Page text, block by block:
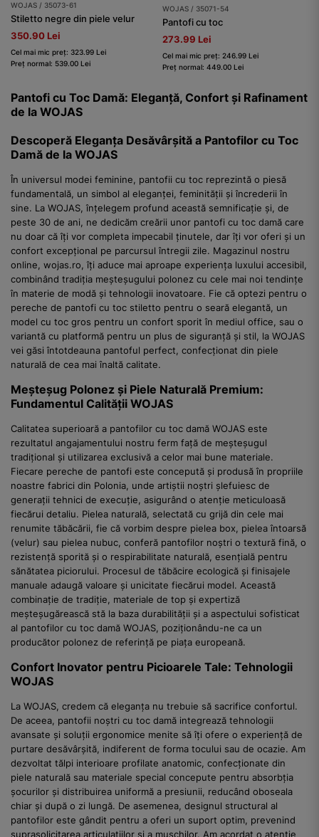
WOJAS / 35073-61
Stiletto negre din piele velur
350.90 Lei
Cel mai mic preț: 323.99 Lei
Preț normal: 539.00 Lei
WOJAS / 35071-54
Pantofi cu toc
273.99 Lei
Cel mai mic preț: 246.99 Lei
Preț normal: 449.00 Lei
Pantofi cu Toc Damă: Eleganță, Confort și Rafinament
de la WOJAS
Descoperă Eleganța Desăvârșită a Pantofilor cu Toc
Damă de la WOJAS
În universul modei feminine, pantofii cu toc reprezintă o piesă
fundamentală, un simbol al eleganței, feminității și încrederii în
sine. La WOJAS, înțelegem profund această semnificație și, de
peste 30 de ani, ne dedicăm creării unor pantofi cu toc damă care
nu doar că îți vor completa impecabil ținutele, dar îți vor oferi și un
confort excepțional pe parcursul întregii zile. Magazinul nostru
online, wojas.ro, îți aduce mai aproape experiența luxului accesibil,
combinând tradiția meșteșugului polonez cu cele mai noi tendințe
în materie de modă și tehnologii inovatoare. Fie că optezi pentru o
pereche de pantofi cu toc stiletto pentru o seară elegantă, un
model cu toc gros pentru un confort sporit în mediul office, sau o
variantă cu platformă pentru un plus de siguranță și stil, la WOJAS
vei găsi întotdeauna pantoful perfect, confecționat din piele
naturală de cea mai înaltă calitate.
Meșteșug Polonez și Piele Naturală Premium:
Fundamentul Calității WOJAS
Calitatea superioară a pantofilor cu toc damă WOJAS este
rezultatul angajamentului nostru ferm față de meșteșugul
tradițional și utilizarea exclusivă a celor mai bune materiale.
Fiecare pereche de pantofi este concepută și produsă în propriile
noastre fabrici din Polonia, unde artiștii noștri șlefuiesc de
generații tehnici de execuție, asigurând o atenție meticuloasă
fiecărui detaliu. Pielea naturală, selectată cu grijă din cele mai
renumite tăbăcării, fie că vorbim despre pielea box, pielea întoarsă
(velur) sau pielea nubuc, conferă pantofilor noștri o textură fină, o
rezistență sporită și o respirabilitate naturală, esențială pentru
sănătatea piciorului. Procesul de tăbăcire ecologică și finisajele
manuale adaugă valoare și unicitate fiecărui model. Această
combinație de tradiție, materiale de top și expertiză
meșteșugărească stă la baza durabilității și a aspectului sofisticat
al pantofilor cu toc damă WOJAS, poziționându-ne ca un
producător polonez de referință pe piața europeană.
Confort Inovator pentru Picioarele Tale: Tehnologii
WOJAS
La WOJAS, credem că eleganța nu trebuie să sacrifice confortul.
De aceea, pantofii noștri cu toc damă integrează tehnologii
avansate și soluții ergonomice menite să îți ofere o experiență de
purtare desăvârșită, indiferent de forma tocului sau de ocazie. Am
dezvoltat tălpi interioare profilate anatomic, confecționate din
piele naturală sau materiale special concepute pentru absorbția
șocurilor și distribuirea uniformă a presiunii, reducând oboseala
chiar și după o zi lungă. De asemenea, designul structural al
pantofilor este gândit pentru a oferi un suport optim, prevenind
suprasolicitarea articulațiilor și a mușchilor. Am acordat o atenție